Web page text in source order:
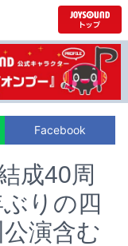
Facebook
成40周
りの四
演含む